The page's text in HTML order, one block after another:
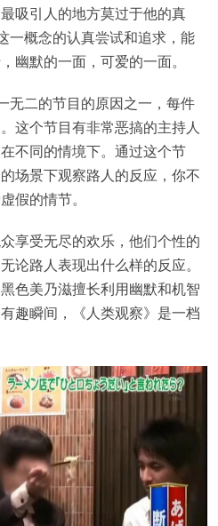
吸引人的地方莫过于他的真
一概念的认真尝试和追求，能
幽默的一面，可爱的一面。
无二的节目的原因之一，每件
这个节目有非常恶搞的主持人
不同的情境下。通过这个节
场景下观察路人的反应，你不
假的情节。
享受无尽的欢乐，他们个性的
论路人表现出什么样的反应。
色美乃滋擅长利用幽默和机智
趣瞬间，《人类观察》是一档